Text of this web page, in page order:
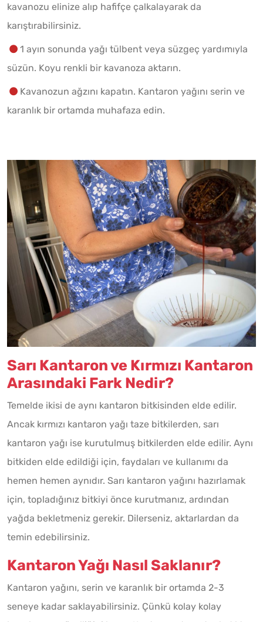
kavanozu elinize alıp hafifçe çalkalayarak da
karıştırabilirsiniz.
1 ayın sonunda yağı tülbent veya süzgeç yardımıyla
süzün. Koyu renkli bir kavanoza aktarın.
Kavanozun ağzını kapatın. Kantaron yağını serin ve
karanlık bir ortamda muhafaza edin.
Sarı Kantaron ve Kırmızı Kantaron
Arasındaki Fark Nedir?
Temelde ikisi de aynı kantaron bitkisinden elde edilir.
Ancak kırmızı kantaron yağı taze bitkilerden, sarı
kantaron yağı ise kurutulmuş bitkilerden elde edilir. Aynı
bitkiden elde edildiği için, faydaları ve kullanımı da
hemen hemen aynıdır. Sarı kantaron yağını hazırlamak
için, topladığınız bitkiyi önce kurutmanız, ardından
yağda bekletmeniz gerekir. Dilerseniz, aktarlardan da
temin edebilirsiniz.
Kantaron Yağı Nasıl Saklanır?
Kantaron yağını, serin ve karanlık bir ortamda 2-3
seneye kadar saklayabilirsiniz. Çünkü kolay kolay